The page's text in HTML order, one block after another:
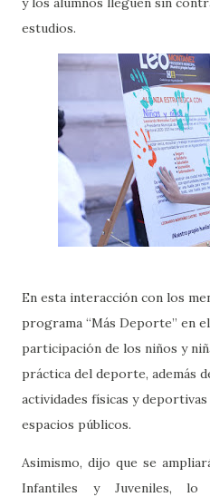
estudios.
En esta interacción con los
programa “Más Deporte” en
participación de los niños y
práctica del deporte, además
actividades físicas y
espacios públicos.
Asimismo, dijo que se
Infantiles y Juveniles, lo